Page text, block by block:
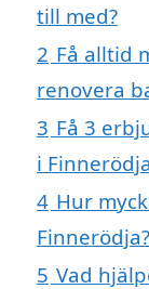
till med?
2 Få alltid
renovera
3 Få 3
i
4 Hur
Finnerödja?
5 Vad